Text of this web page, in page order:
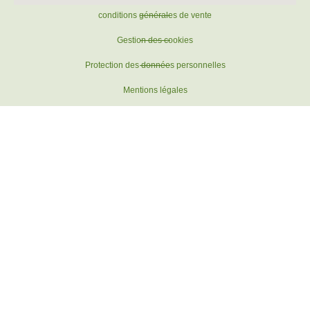
conditions générales de vente
Gestion des cookies
Protection des données personnelles
Mentions légales